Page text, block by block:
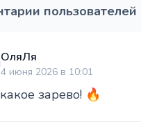
пользователей
ОляЛя
4 июня 2026 в 10:01
зарево! 🔥